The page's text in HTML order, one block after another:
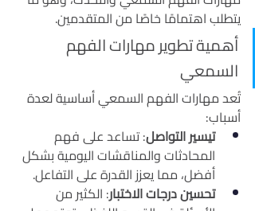
يتطلب اهتمامًا خاصًا من المتقدمين.
أهمية تطوير مهارات الفهم
السمعي
تُعد مهارات الفهم السمعي أساسية لعدة
أسباب:
تيسير التواصل: تساعد على فهم
المحادثات والمناقشات اليومية بشكل
أفضل، مما يعزز القدرة على التفاعل.
تحسين درجات الاختبار: الكثير من